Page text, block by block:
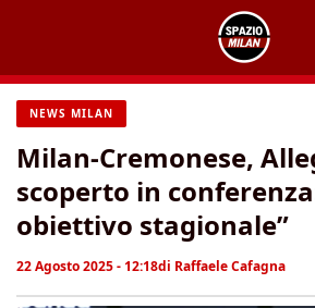
contenuto
NEWS MILAN
Milan-Cremonese,
scoperto in
obiettivo stagionale”
22 Agosto 2025 - 12:18di Raffaele Cafagna